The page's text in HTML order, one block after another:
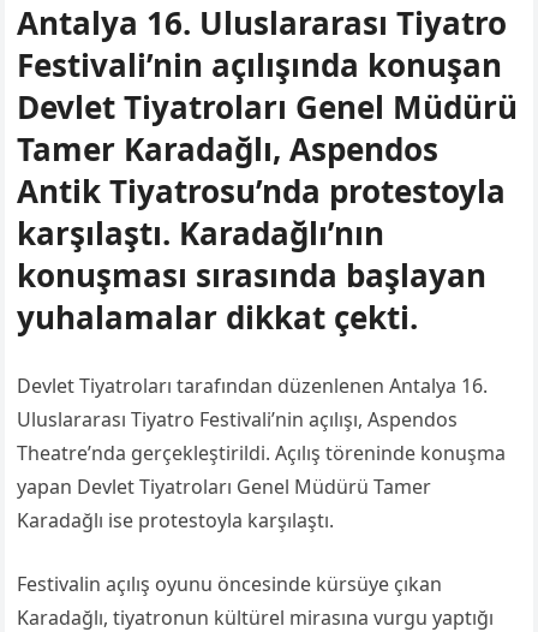
Antalya 16. Uluslararası Tiyatro
Festivali’nin açılışında konuşan
Devlet Tiyatroları Genel Müdürü
Tamer Karadağlı, Aspendos
Antik Tiyatrosu’nda protestoyla
karşılaştı. Karadağlı’nın
konuşması sırasında başlayan
yuhalamalar dikkat çekti.
Devlet Tiyatroları tarafından düzenlenen Antalya 16.
Uluslararası Tiyatro Festivali’nin açılışı, Aspendos
Theatre’nda gerçekleştirildi. Açılış töreninde konuşma
yapan Devlet Tiyatroları Genel Müdürü Tamer
Karadağlı ise protestoyla karşılaştı.
Festivalin açılış oyunu öncesinde kürsüye çıkan
Karadağlı, tiyatronun kültürel mirasına vurgu yaptığı